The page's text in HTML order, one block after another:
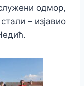
одмор,
– изјавио